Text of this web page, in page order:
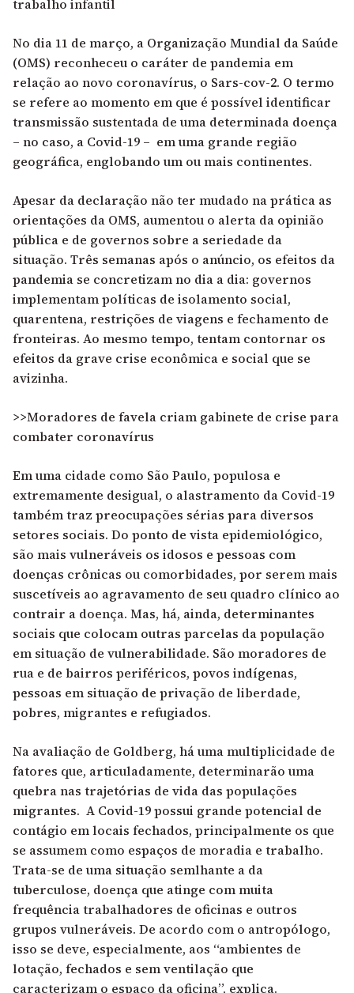
trabalho infantil
No dia 11 de março, a Organização Mundial da Saúde
(OMS) reconheceu o caráter de pandemia em
relação ao novo coronavírus, o Sars-cov-2. O termo
se refere ao momento em que é possível identificar
transmissão sustentada de uma determinada doença
– no caso, a Covid-19 – em uma grande região
geográfica, englobando um ou mais continentes.
Apesar da declaração não ter mudado na prática as
orientações da OMS, aumentou o alerta da opinião
pública e de governos sobre a seriedade da
situação. Três semanas após o anúncio, os efeitos da
pandemia se concretizam no dia a dia: governos
implementam políticas de isolamento social,
quarentena, restrições de viagens e fechamento de
fronteiras. Ao mesmo tempo, tentam contornar os
efeitos da grave crise econômica e social que se
avizinha.
>>Moradores de favela criam gabinete de crise para
combater coronavírus
Em uma cidade como São Paulo, populosa e
extremamente desigual, o alastramento da Covid-19
também traz preocupações sérias para diversos
setores sociais. Do ponto de vista epidemiológico,
são mais vulneráveis os idosos e pessoas com
doenças crônicas ou comorbidades, por serem mais
suscetíveis ao agravamento de seu quadro clínico ao
contrair a doença. Mas, há, ainda, determinantes
sociais que colocam outras parcelas da população
em situação de vulnerabilidade. São moradores de
rua e de bairros periféricos, povos indígenas,
pessoas em situação de privação de liberdade,
pobres, migrantes e refugiados.
Na avaliação de Goldberg, há uma multiplicidade de
fatores que, articuladamente, determinarão uma
quebra nas trajetórias de vida das populações
migrantes. A Covid-19 possui grande potencial de
contágio em locais fechados, principalmente os que
se assumem como espaços de moradia e trabalho.
Trata-se de uma situação semlhante a da
tuberculose, doença que atinge com muita
frequência trabalhadores de oficinas e outros
grupos vulneráveis. De acordo com o antropólogo,
isso se deve, especialmente, aos “ambientes de
lotação, fechados e sem ventilação que
caracterizam o espaço da oficina”, explica.